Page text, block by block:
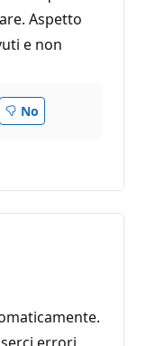
Aspetto
e non
No
errori